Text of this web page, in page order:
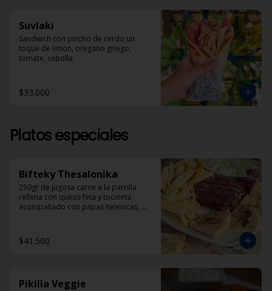
Suvlaki
Sandwich con pincho de cerdo un
toque de limon, oregano griego,
tomate, cebolla
$33.000
Platos especiales
Bifteky Thesalonika
250gr de jugosa carne a la parrilla
rellena con queso feta y tocineta
acompañado con papas helenicas,
$41.500
Pikilia Veggie